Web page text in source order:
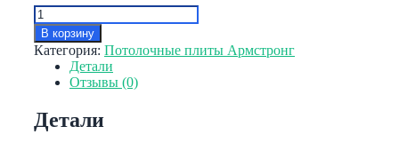
Количество
товара
Потолочная
панель
WOOD
Board
В корзину
Категория: Потолочные плиты Армстронг
Детали
Отзывы (0)
Детали